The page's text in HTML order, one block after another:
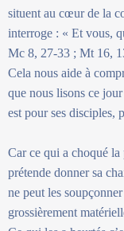
situent au cœur de la
interroge : « Et vous,
Mc 8, 27-33 ; Mt 16,
Cela nous aide à
que nous lisons ce jour
est pour ses
Car ce qui a choqué la
prétende donner sa
ne peut les
grossièrement